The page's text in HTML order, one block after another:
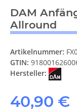
DAM
Allround
Artikelnummer:
GTIN:
Hersteller:
40,90 €